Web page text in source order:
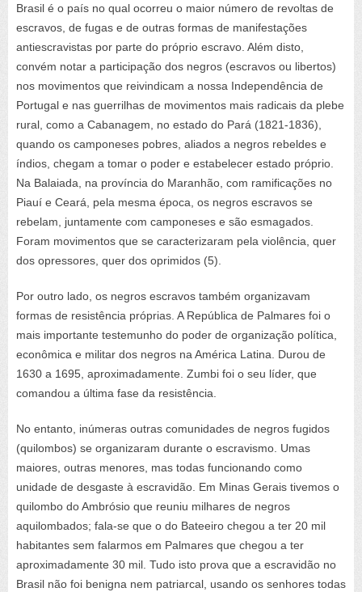
Brasil é o país no qual ocorreu o maior número de revoltas de
escravos, de fugas e de outras formas de manifestações
antiescravistas por parte do próprio escravo. Além disto,
convém notar a participação dos negros (escravos ou libertos)
nos movimentos que reivindicam a nossa Independência de
Portugal e nas guerrilhas de movimentos mais radicais da plebe
rural, como a Cabanagem, no estado do Pará (1821-1836),
quando os camponeses pobres, aliados a negros rebeldes e
índios, chegam a tomar o poder e estabelecer estado próprio.
Na Balaiada, na província do Maranhão, com ramificações no
Piauí e Ceará, pela mesma época, os negros escravos se
rebelam, juntamente com camponeses e são esmagados.
Foram movimentos que se caracterizaram pela violência, quer
dos opressores, quer dos oprimidos (5).
Por outro lado, os negros escravos também organizavam
formas de resistência próprias. A República de Palmares foi o
mais importante testemunho do poder de organização política,
econômica e militar dos negros na América Latina. Durou de
1630 a 1695, aproximadamente. Zumbi foi o seu líder, que
comandou a última fase da resistência.
No entanto, inúmeras outras comunidades de negros fugidos
(quilombos) se organizaram durante o escravismo. Umas
maiores, outras menores, mas todas funcionando como
unidade de desgaste à escravidão. Em Minas Gerais tivemos o
quilombo do Ambrósio que reuniu milhares de negros
aquilombados; fala-se que o do Bateeiro chegou a ter 20 mil
habitantes sem falarmos em Palmares que chegou a ter
aproximadamente 30 mil. Tudo isto prova que a escravidão no
Brasil não foi benigna nem patriarcal, usando os senhores todas